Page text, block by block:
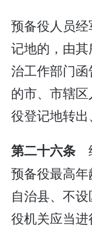
预备役人员
记地的，由
治工作部门
的市、市辖
役登记地转出
第二十六条
预备役最高年
自治县、不
役机关应当